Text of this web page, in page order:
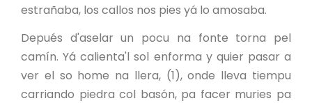
estrañaba, los callos nos pies yá lo amosaba.
Depués d'aselar un pocu na fonte torna pel
camín. Yá calienta'l sol enforma y quier pasar a
ver el so home na llera, (1), onde lleva tiempu
carriando piedra col basón, pa facer muries pa